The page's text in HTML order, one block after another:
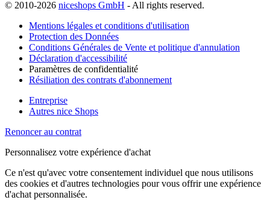
© 2010-2026 niceshops GmbH - All rights reserved.
Mentions légales et conditions d'utilisation
Protection des Données
Conditions Générales de Vente et politique d'annulation
Déclaration d'accessibilité
Paramètres de confidentialité
Résiliation des contrats d'abonnement
Entreprise
Autres nice Shops
Renoncer au contrat
Personnalisez votre expérience d'achat
Ce n'est qu'avec votre consentement individuel que nous utilisons
des cookies et d'autres technologies pour vous offrir une expérience
d'achat personnalisée.